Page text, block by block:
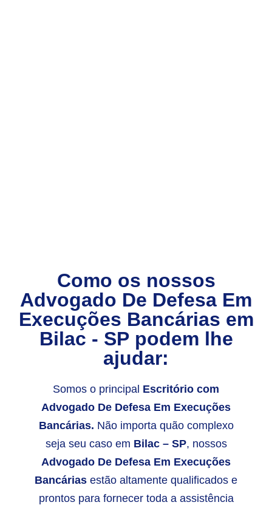
Como os nossos
Advogado De Defesa Em
Execuções Bancárias em
Bilac - SPpodem lhe
ajudar:
Somos o principal Escritório com
Advogado De Defesa Em Execuções
Bancárias. Não importa quão complexo
seja seu caso em Bilac – SP, nossos
Advogado De Defesa Em Execuções
Bancárias estão altamente qualificados e
prontos para fornecer toda a assistência